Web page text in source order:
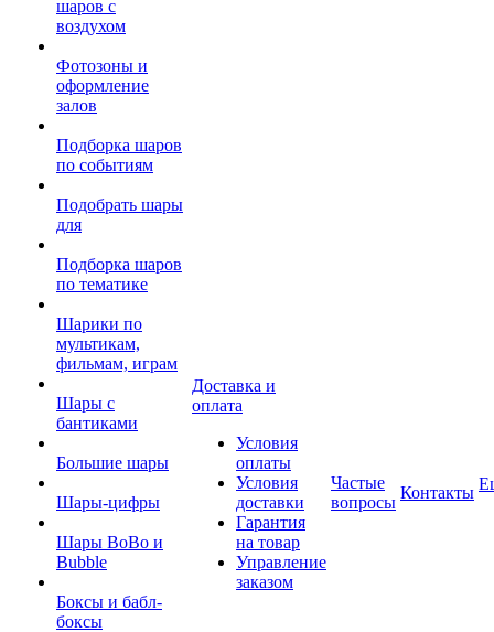
шаров с
воздухом
Фотозоны и
оформление
залов
Подборка шаров
по событиям
Подобрать шары
для
Подборка шаров
по тематике
Шарики по
мультикам,
фильмам, играм
Шары с
бантиками
Большие шары
Шары-цифры
Шары BoBo и
Bubble
Боксы и бабл-
боксы
Доставка и
оплата
Условия
оплаты
Условия
доставки
Гарантия
на товар
Управление
заказом
Частые
вопросы
Контакты